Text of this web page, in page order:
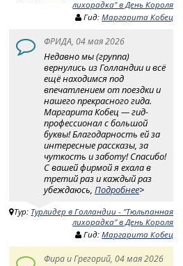
лихорадка" в День Короля
Гид:Маргарита Кобец
ФРИДА, 04 мая 2026
Недавно мы (группа)
вернулись из Голландии и всё
ещё находимся под
впечатлением от поездки и
нашего прекрасного гида.
Маргарита Кобец — гид-
профессионал с большой
буквы! Благодарность ей за
интересные рассказы, за
чуткость и заботу! Спасибо!
С вашей фирмой я ехала в
третий раз и каждый раз
убеждаюсь,Подробнее>
Тур: Турлидер в Голландии - "Тюльпанная
лихорадка" в День Короля
Гид:Маргарита Кобец
Фира и Грегорий, 04 мая 2026